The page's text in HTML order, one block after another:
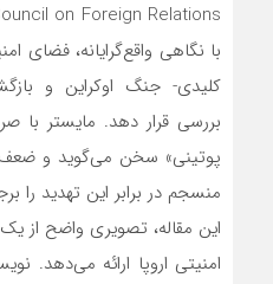
با نگاهی واقع‌گرایانه، فضای
کلیدی- جنگ اوکراین و
بررسی قرار دهد. مایستر با
پوتینی» سخن می‌گوید و
منسجم در برابر این تهدید را
این مقاله، تصویری واضح از یک
امنیتی اروپا ارائه می‌دهد.